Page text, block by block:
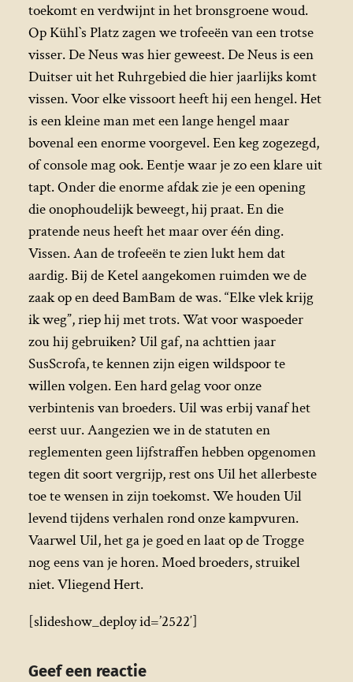
toekomt en verdwijnt in het bronsgroene woud.
Op Kühl`s Platz zagen we trofeeën van een trotse
visser. De Neus was hier geweest. De Neus is een
Duitser uit het Ruhrgebied die hier jaarlijks komt
vissen. Voor elke vissoort heeft hij een hengel. Het
is een kleine man met een lange hengel maar
bovenal een enorme voorgevel. Een keg zogezegd,
of console mag ook. Eentje waar je zo een klare uit
tapt. Onder die enorme afdak zie je een opening
die onophoudelijk beweegt, hij praat. En die
pratende neus heeft het maar over één ding.
Vissen. Aan de trofeeën te zien lukt hem dat
aardig. Bij de Ketel aangekomen ruimden we de
zaak op en deed BamBam de was. “Elke vlek krijg
ik weg”, riep hij met trots. Wat voor waspoeder
zou hij gebruiken? Uil gaf, na achttien jaar
SusScrofa, te kennen zijn eigen wildspoor te
willen volgen. Een hard gelag voor onze
verbintenis van broeders. Uil was erbij vanaf het
eerst uur. Aangezien we in de statuten en
reglementen geen lijfstraffen hebben opgenomen
tegen dit soort vergrijp, rest ons Uil het allerbeste
toe te wensen in zijn toekomst. We houden Uil
levend tijdens verhalen rond onze kampvuren.
Vaarwel Uil, het ga je goed en laat op de Trogge
nog eens van je horen. Moed broeders, struikel
niet. Vliegend Hert.
[slideshow_deploy id=’2522′]
Geef een reactie